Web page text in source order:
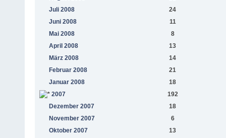
Juli 2008
24
Juni 2008
11
Mai 2008
8
April 2008
13
März 2008
14
Februar 2008
21
Januar 2008
18
2007
192
Dezember 2007
18
November 2007
6
Oktober 2007
13